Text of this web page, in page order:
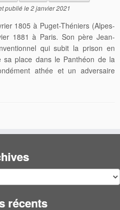
publié le2 janvier 2021
1805 à Puget-Théniers (Alpes-
1881 à Paris. Son père Jean-
qui subit la prison en
sa place dans le Panthéon de la
athée et un adversaire
récents